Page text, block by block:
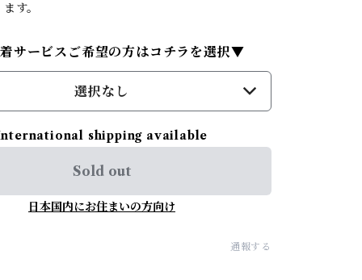
す。
サービスご希望の方はコチラを選択▼
選択なし
shipping available
Sold out
日本国内にお住まいの方向け
通報する